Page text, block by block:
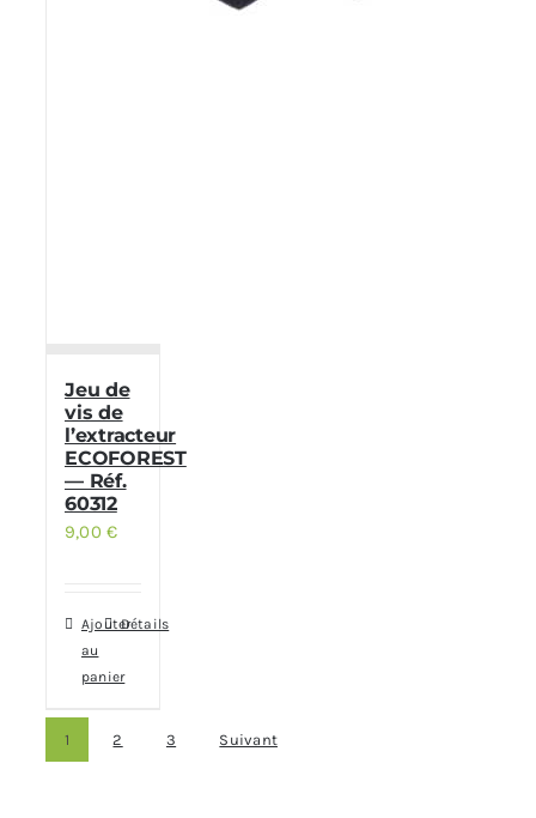
Jeu de
vis de
l’extracteur
ECOFOREST
— Réf.
60312
9,00€
Ajouter
au
panier
Détails
1 2 3 Suivant